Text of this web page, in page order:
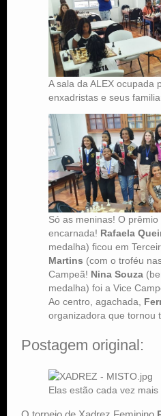
A sala da ALEX ocupada
enxadristas e seus
Só as meninas! O
encarnada! Rafaela
medalha) ficou em
Martins (com o troféu
Campeã! Nina Souza
medalha) foi a Vice
Ao centro, agachada,
organizadora que tornou
Postagem original:
Elas estão cada vez